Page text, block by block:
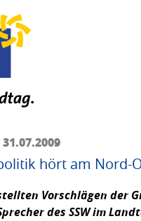
hört am Nord-
Vorschlägen der
des SSW im